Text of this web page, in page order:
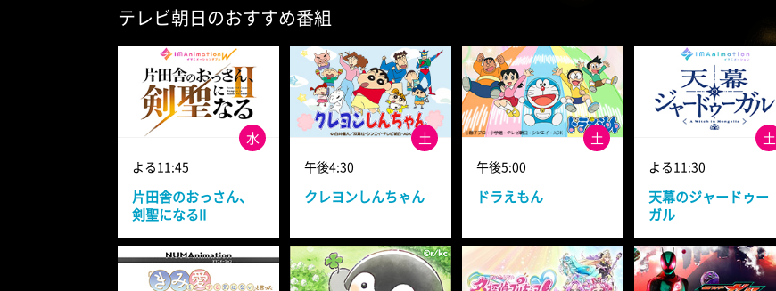
テレビ朝日のおすすめ番組
水
よる11:45
片田舎のおっさん、
剣聖になるII
土
午後4:30
クレヨンしんちゃん
土
午後5:00
ドラえもん
土
よる11:30
天幕のジャードゥー
ガル